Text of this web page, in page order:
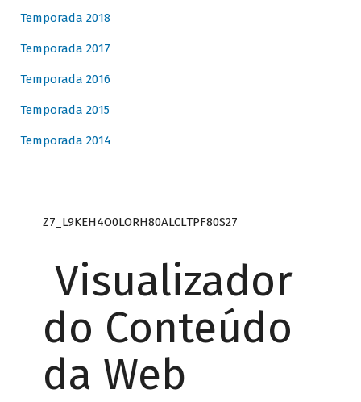
Temporada 2018
Temporada 2017
Temporada 2016
Temporada 2015
Temporada 2014
Z7_L9KEH4O0LORH80ALCLTPF80S27
Visualizador
do Conteúdo
da Web